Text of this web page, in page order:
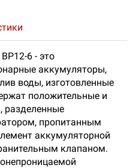
6 - это
аккумуляторы,
воды, изготовленные
положительные и
разделенные
пропитанным
аккумуляторной
клапаном.